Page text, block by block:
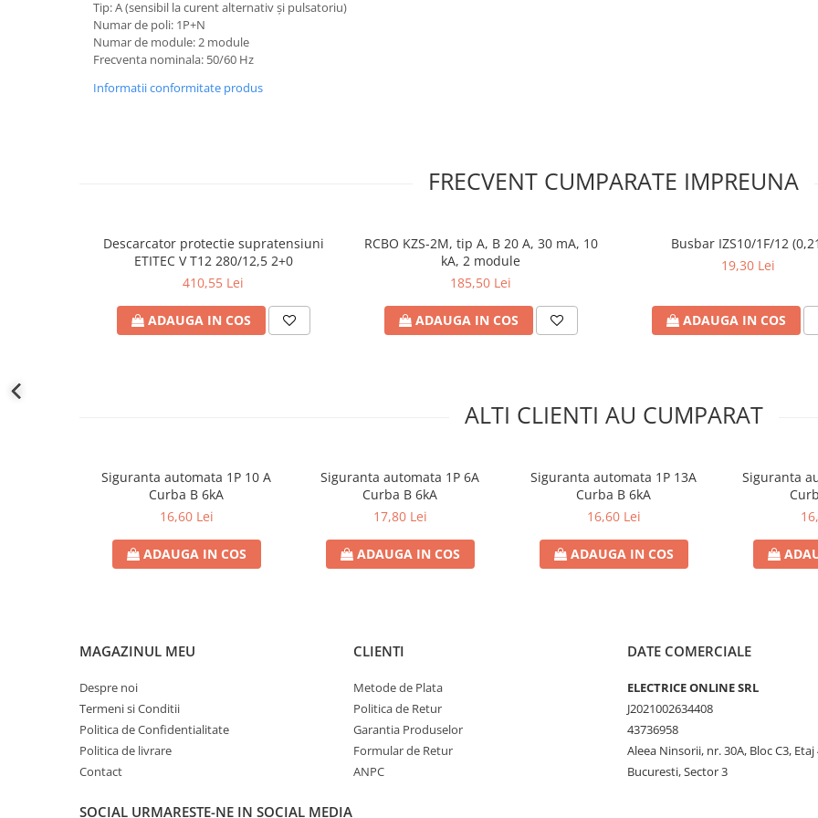
Cabluri electrice
Cleme derivatie
Dispozitive stingere incendii
Compensarea puterii reactive
Protectia Sistemelor Fotovoltaicelor
Separatoare si fuzibile de curent
Descarcatoare de curent continuu
Contactoare modulare
Relee de timp
Relee monitorizare
Separatoare si sigurante fuzibile
Tip: A (sensibil la curent alternativ și pulsatoriu)
Numar de poli: 1P+N
Numar de module: 2 module
Frecventa nominala: 50/60 Hz
Informatii conformitate produs
FRECVENT CUMPARATE IMPREUNA
Descarcator protectie supratensiuni
ETITEC V T12 280/12,5 2+0
410,55 Lei
ADAUGA IN COS
RCBO KZS-2M, tip A, B 20 A, 30 mA, 10
kA, 2 module
185,50 Lei
ADAUGA IN COS
Busbar IZS10/1F/12
19,30 Lei
ADAUGA IN COS
ALTI CLIENTI AU CUMPARAT
Siguranta automata 1P 10 A
Curba B 6kA
16,60 Lei
ADAUGA IN COS
Siguranta automata 1P 6A
Curba B 6kA
17,80 Lei
ADAUGA IN COS
Siguranta automata 1P 13A
Curba B 6kA
16,60 Lei
ADAUGA IN COS
Siguranta
MAGAZINUL MEU
Despre noi
Termeni si Conditii
Politica de Confidentialitate
Politica de livrare
Contact
CLIENTI
Metode de Plata
Politica de Retur
Garantia Produselor
Formular de Retur
ANPC
DATE COMERCIALE
ELECTRICE ONLINE SRL
J2021002634408
43736958
Aleea Ninsorii, nr. 30A, Bloc C3, Etaj
Bucuresti, Sector 3
SOCIAL URMARESTE-NE IN SOCIAL MEDIA